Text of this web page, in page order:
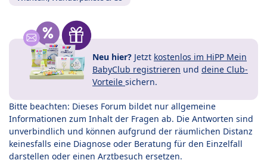
Neu hier? Jetzt kostenlos im HiPP Mein
BabyClub registrieren und deine Club-
Vorteile sichern.
Bitte beachten: Dieses Forum bildet nur allgemeine
Informationen zum Inhalt der Fragen ab. Die Antworten sind
unverbindlich und können aufgrund der räumlichen Distanz
keinesfalls eine Diagnose oder Beratung für den Einzelfall
darstellen oder einen Arztbesuch ersetzen.